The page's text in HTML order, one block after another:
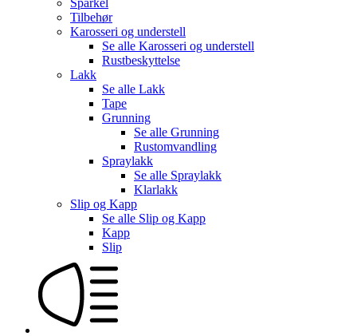
Tilbehør
Karosseri og understell
Se alle Karosseri og understell
Rustbeskyttelse
Lakk
Se alle Lakk
Tape
Grunning
Se alle Grunning
Rustomvandling
Spraylakk
Se alle Spraylakk
Klarlakk
Slip og Kapp
Se alle Slip og Kapp
Kapp
Slip